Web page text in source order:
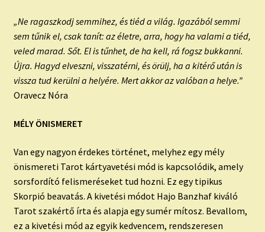
„Ne ragaszkodj semmihez, és tiéd a világ. Igazából semmi
sem tűnik el, csak tanít: az életre, arra, hogy ha valami a tiéd,
veled marad. Sőt. El is tűnhet, de ha kell, rá fogsz bukkanni.
Újra. Hagyd elveszni, visszatérni, és örülj, ha a kitérő után is
vissza tud kerülni a helyére. Mert akkor az valóban a helye.”
Oravecz Nóra
MÉLY ÖNISMERET
Van egy nagyon érdekes történet, melyhez egy mély
önismereti Tarot kártyavetési mód is kapcsolódik, amely
sorsfordító felismeréseket tud hozni. Ez egy tipikus
Skorpió beavatás. A kivetési módot Hajo Banzhaf kiváló
Tarot szakértő írta és alapja egy sumér mítosz. Bevallom,
ez a kivetési mód az egyik kedvencem, rendszeresen